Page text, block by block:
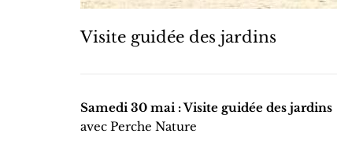
Visite guidée des jardins
Samedi 30 mai : Visite guidée des jardins
avec Perche Nature